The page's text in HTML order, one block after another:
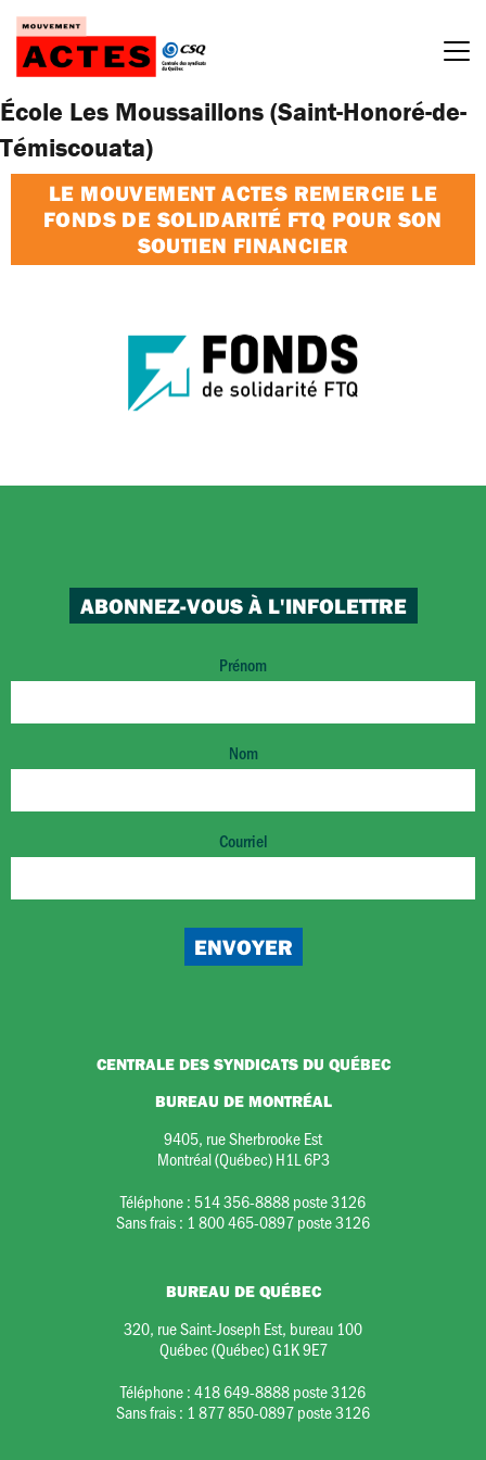
Passer
contenu
École Les Moussaillons (Saint-Honoré-de-
Témiscouata)
LE MOUVEMENT ACTES REMERCIE LE
FONDS DE SOLIDARITÉ FTQ POUR SON
SOUTIEN FINANCIER
ABONNEZ-VOUS À L'INFOLETTRE
Prénom
Nom
Courriel
CENTRALE DES SYNDICATS DU QUÉBEC
BUREAU DE MONTRÉAL
9405, rue Sherbrooke Est
Montréal (Québec) H1L 6P3
Téléphone : 514 356-8888 poste 3126
Sans frais : 1 800 465-0897 poste 3126
BUREAU DE QUÉBEC
320, rue Saint-Joseph Est, bureau 100
Québec (Québec) G1K 9E7
Téléphone :418 649-8888 poste 3126
Sans frais : 1 877 850-0897 poste 3126